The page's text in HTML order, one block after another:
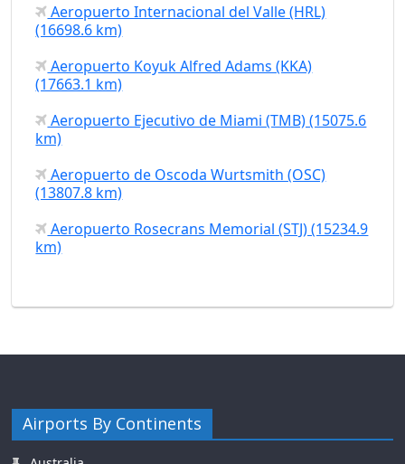
Aeropuerto Internacional del Valle (HRL)
(16698.6 km)
Aeropuerto Koyuk Alfred Adams (KKA)
(17663.1 km)
Aeropuerto Ejecutivo de Miami (TMB) (15075.6
km)
Aeropuerto de Oscoda Wurtsmith (OSC)
(13807.8 km)
Aeropuerto Rosecrans Memorial (STJ) (15234.9
km)
Airports By Continents